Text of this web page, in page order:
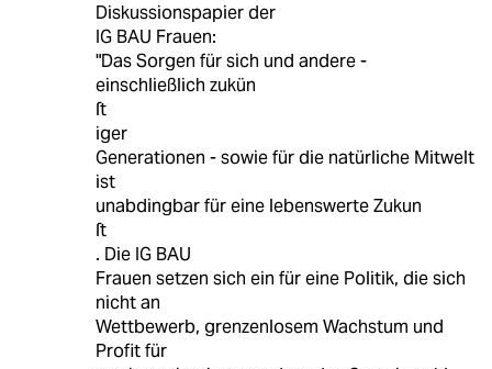
Diskussionspapier der
IG BAU Frauen:
"Das Sorgen für sich und andere -
einschließlich zukün
ſt
iger
Generationen - sowie für die natürliche Mitwelt
ist
unabdingbar für eine lebenswerte Zukun
ſt
. Die IG BAU
Frauen setzen sich ein für eine Politik, die sich
nicht an
Wettbewerb, grenzenlosem Wachstum und
Profit für